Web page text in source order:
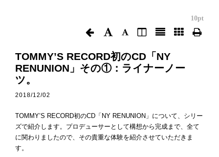
10pt
TOMMY’S RECORD初のCD「NY
RENUNION」その①：ライナーノー
ツ。
2018/12/02
TOMMY’S RECORD初のCD「NY RENUNION」について、シリー
ズで紹介します。プロデューサーとして構想から完成まで、全て
に関わりましたので、その貴重な体験を紹介させていただきま
す。